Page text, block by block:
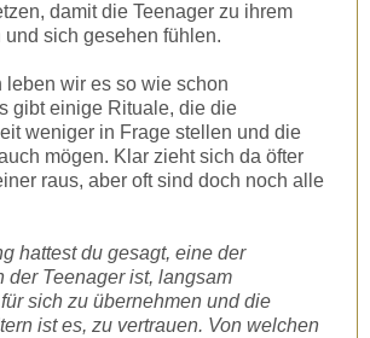
damit die Teenager zu ihrem
und sich gesehen fühlen.
leben wir es so wie schon
gibt einige Rituale, die die
weniger in Frage stellen und die
mögen. Klar zieht sich da öfter
raus, aber oft sind doch noch alle
hattest du gesagt, eine der
der Teenager ist, langsam
sich zu übernehmen und die
ist es, zu vertrauen. Von welchen